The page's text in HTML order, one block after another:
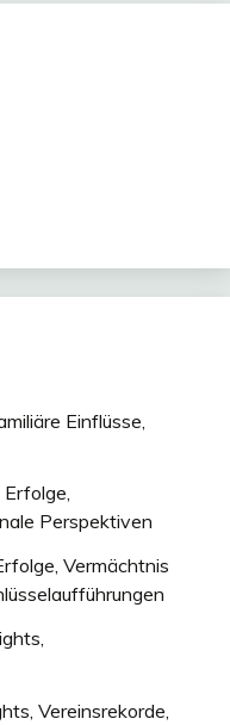
Einflüsse,
Perspektiven
Vermächtnis
Vereinsrekorde,